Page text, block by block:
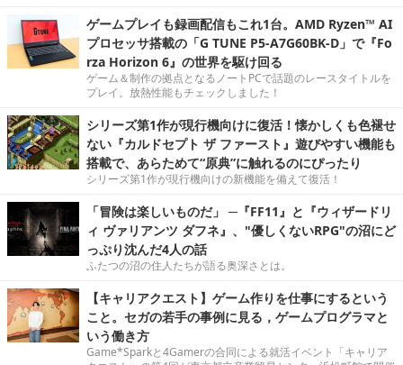
ゲームプレイも録画配信もこれ1台。AMD Ryzen™ AI
プロセッサ搭載の「G TUNE P5-A7G60BK-D」で『Fo
rza Horizon 6』の世界を駆け回る
ゲーム＆制作の拠点となるノートPCで話題のレースタイトルを
プレイ。放熱性能もチェックしました！
シリーズ第1作が現行機向けに復活！懐かしくも色褪せ
ない『カルドセプト ザ ファースト』遊びやすい機能も
搭載で、あらためて“原典”に触れるのにぴったり
シリーズ第1作が現行機向けの新機能を備えて復活！
「冒険は楽しいものだ」 ─『FF11』と『ウィザードリ
ィ ヴァリアンツ ダフネ』、"優しくないRPG"の沼にど
っぷり沈んだ4人の話
ふたつの沼の住人たちが語る奥深さとは。
【キャリアクエスト】ゲーム作りを仕事にするという
こと。セガの若手の事例に見る，ゲームプログラマと
いう働き方
Game*Sparkと4Gamerの合同による就活イベント「キャリア